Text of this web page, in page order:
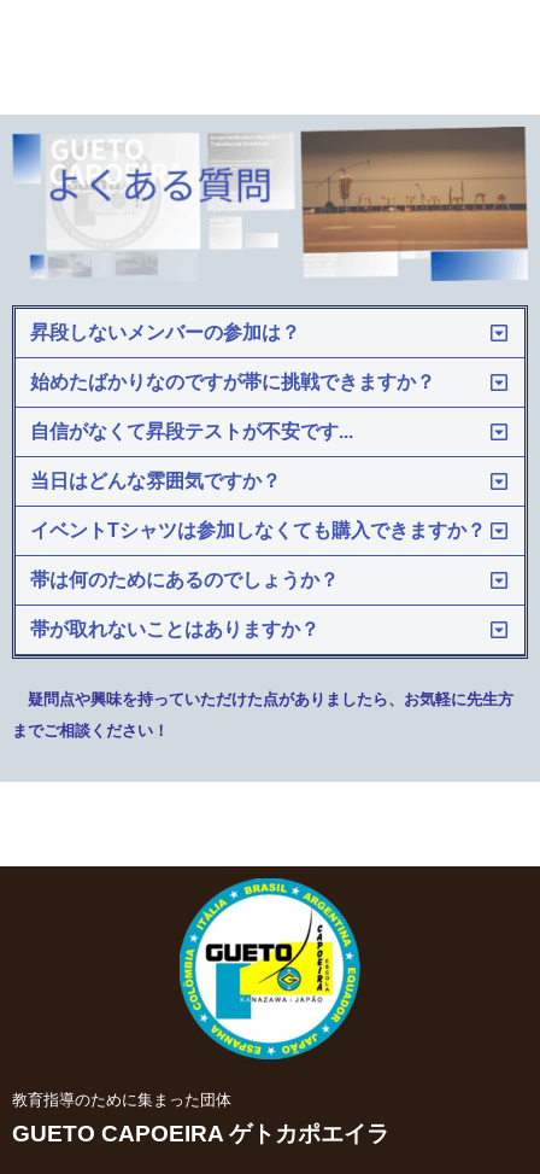
昇段しないメンバーの参加は？
始めたばかりなのですが帯に挑戦できますか？
自信がなくて昇段テストが不安です...
当日はどんな雰囲気ですか？
イベントTシャツは参加しなくても購入できますか？
帯は何のためにあるのでしょうか？
帯が取れないことはありますか？
疑問点や興味を持っていただけた点がありましたら、お気軽に先生方
までご相談ください！
教育指導のために集まった団体
GUETO CAPOEIRA ゲトカポエイラ